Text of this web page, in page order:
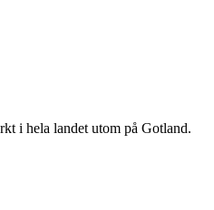
i hela landet utom på Gotland.